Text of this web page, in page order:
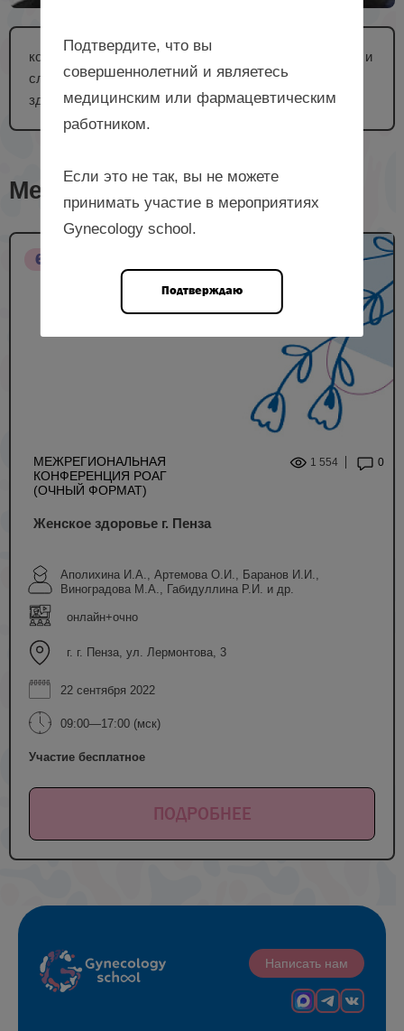
консультант управления медицинской помощи детям и
службы родовспоможения Министерства
здравоохранения Пензенской области, г. Пенза
Мероприятия с лектором
6 НМО
МЕЖРЕГИОНАЛЬНАЯ
КОНФЕРЕНЦИЯ РОАГ
(ОЧНЫЙ ФОРМАТ)
1 554 0
Женское здоровье г. Пенза
Аполихина И.А., Артемова О.И., Баранов И.И.,
Виноградова М.А., Габидуллина Р.И. и др.
онлайн+очно
г. г. Пенза, ул. Лермонтова, 3
22 сентября 2022
09:00—17:00 (мск)
Участие бесплатное
ПОДРОБНЕЕ
Написать нам
Подтвердите, что вы
совершеннолетний и являетесь
медицинским или фармацевтическим
работником.
Если это не так, вы не можете
принимать участие в мероприятиях
Gynecology school.
Подтверждаю